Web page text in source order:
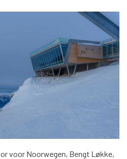
voor Noorwegen, Bengt Løkke,